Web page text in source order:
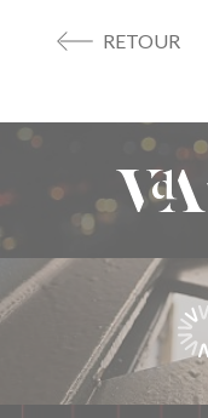
RETOUR